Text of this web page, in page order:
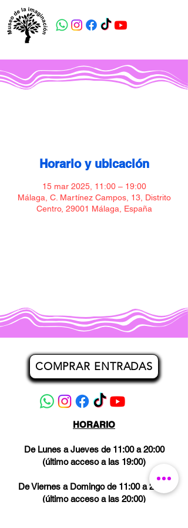
Horario y ubicación
15 mar 2025, 11:00 – 19:00
Málaga, C. Martínez Campos, 13, Distrito
Centro, 29001 Málaga, España
COMPRAR ENTRADAS
HORARIO
De Lunes a Jueves de 11:00 a 20:00
(último acceso a las 19:00)
De Viernes a Domingo de 11:00 a 21:00
(último acceso a las 20:00)